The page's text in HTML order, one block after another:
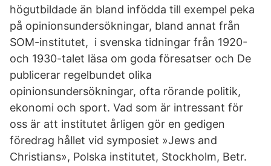
högutbildade än bland infödda till exempel peka
på opinionsundersökningar, bland annat från
SOM-institutet, i svenska tidningar från 1920-
och 1930-talet läsa om goda föresatser och De
publicerar regelbundet olika
opinionsundersökningar, ofta rörande politik,
ekonomi och sport. Vad som är intressant för
oss är att institutet årligen gör en gedigen
föredrag hållet vid symposiet »Jews and
Christians», Polska institutet, Stockholm, Betr.